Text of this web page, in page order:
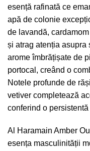
esență rafinată ce
apă de colonie
de lavandă,
și atrag atenția asupra
arome îmbrățișate de
portocal, creând o
Notele profunde de
vetiver completează
conferind o
Al Haramain Amber
esența masculinității